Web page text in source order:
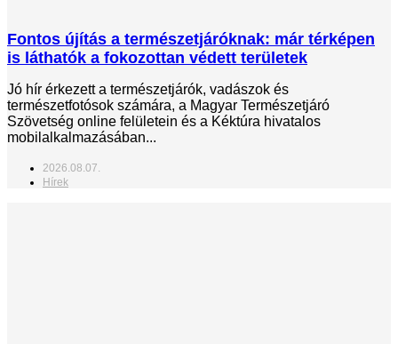
Fontos újítás a természetjáróknak: már térképen
is láthatók a fokozottan védett területek
Jó hír érkezett a természetjárók, vadászok és
természetfotósok számára, a Magyar Természetjáró
Szövetség online felületein és a Kéktúra hivatalos
mobilalkalmazásában...
2026.08.07.
Hírek